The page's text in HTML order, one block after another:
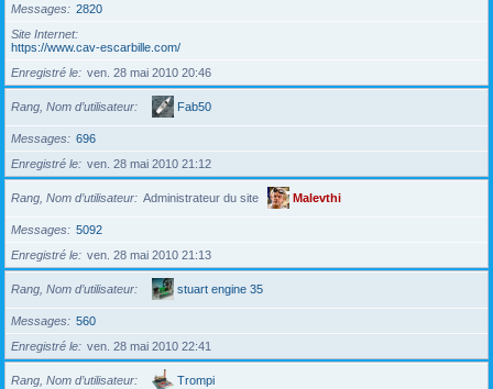
Messages
2820
Site Internet
https://www.cav-escarbille.com/
Enregistré le
ven. 28 mai 2010 20:46
Rang, Nom d’utilisateur Fab50
Messages
696
Enregistré le
ven. 28 mai 2010 21:12
Rang, Nom d’utilisateur Administrateur du site Malevthi
Messages
5092
Enregistré le
ven. 28 mai 2010 21:13
Rang, Nom d’utilisateur stuart engine 35
Messages
560
Enregistré le
ven. 28 mai 2010 22:41
Rang, Nom d’utilisateur Trompi